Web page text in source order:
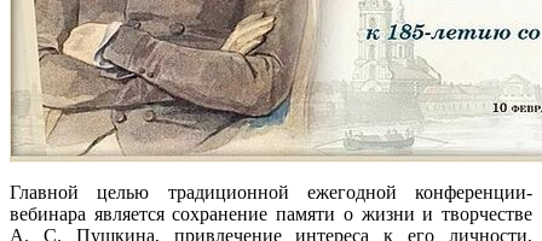
Главной целью традиционной ежегодной конференции-
вебинара является сохранение памяти о жизни и творчестве
А. С. Пушкина, привлечение интереса к его личности,